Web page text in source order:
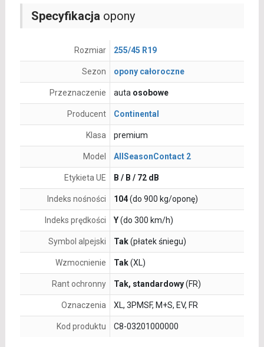
Specyfikacja opony
Rozmiar 255/45 R19
Sezon opony całoroczne
Przeznaczenie auta osobowe
Producent Continental
Klasa premium
Model AllSeasonContact 2
Etykieta UE B / B / 72 dB
Indeks nośności 104(do 900 kg/oponę)
Indeks prędkości Y(do 300 km/h)
Symbol alpejski Tak(płatek śniegu)
Wzmocnienie Tak(XL)
Rant ochronny Tak, standardowy(FR)
Oznaczenia XL, 3PMSF, M+S, EV, FR
Kod produktu C8-03201000000